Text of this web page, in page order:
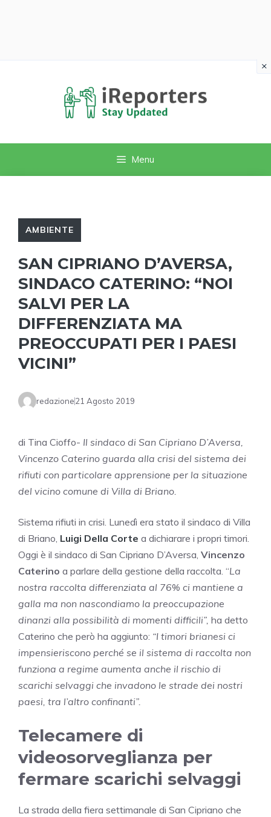
Menu
AMBIENTE
SAN CIPRIANO D’AVERSA,
SINDACO CATERINO: “NOI
SALVI PER LA
DIFFERENZIATA MA
PREOCCUPATI PER I PAESI
VICINI”
redazione21 Agosto 2019
di Tina Cioffo- Il sindaco di San Cipriano D’Aversa,
Vincenzo Caterino guarda alla crisi del sistema dei
rifiuti con particolare apprensione per la situazione
del vicino comune di Villa di Briano.
Sistema rifiuti in crisi. Lunedì era stato il sindaco di Villa
di Briano, Luigi Della Corte a dichiarare i propri timori.
Oggi è il sindaco di San Cipriano D’Aversa, Vincenzo
Caterino a parlare della gestione della raccolta. “La
nostra raccolta differenziata al 76% ci mantiene a
galla ma non nascondiamo la preoccupazione
dinanzi alla possibilità di momenti difficili”, ha detto
Caterino che però ha aggiunto: “I timori brianesi ci
impensieriscono perché se il sistema di raccolta non
funziona a regime aumenta anche il rischio di
scarichi selvaggi che invadono le strade dei nostri
paesi, tra l’altro confinanti”.
Telecamere di
videosorveglianza per
fermare scarichi selvaggi
La strada della fiera settimanale di San Cipriano che
×